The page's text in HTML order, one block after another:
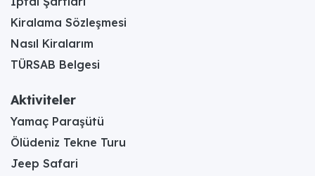
Kiralama Sözleşmesi
Nasıl Kiralarım
TÜRSAB Belgesi
Aktiviteler
Yamaç Paraşütü
Ölüdeniz Tekne Turu
Jeep Safari